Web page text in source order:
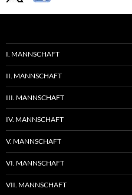
I. MANNSCHAFT
II. MANNSCHAFT
III. MANNSCHAFT
IV. MANNSCHAFT
V. MANNSCHAFT
VI. MANNSCHAFT
VII. MANNSCHAFT